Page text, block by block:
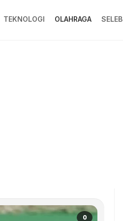
TEKNOLOGI OLAHRAGA SELEB
0